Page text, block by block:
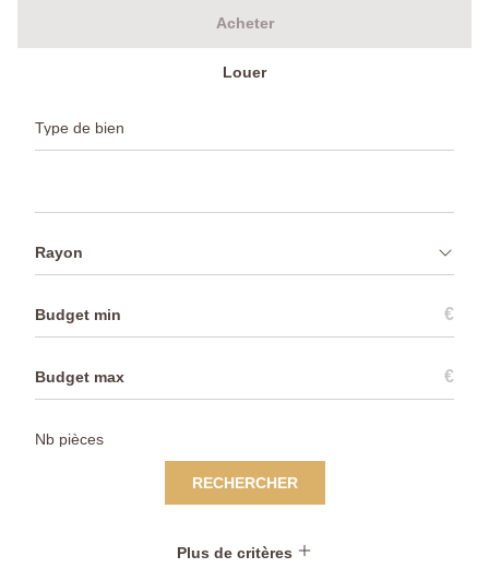
Acheter
Louer
Rayon
€
€
RECHERCHER
Plus de critères